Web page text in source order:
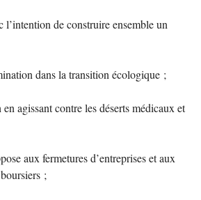
l’intention de construire ensemble un
dans la transition écologique ;
agissant contre les déserts médicaux et
aux fermetures d’entreprises et aux
;